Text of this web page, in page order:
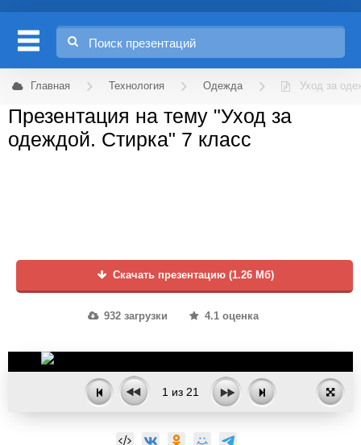
Главная Технология Одежда Уход за
Презентация на тему "Уход за
одеждой. Стирка" 7 класс
Скачать презентацию (1.26 Мб)
932 загрузки 4.1 оценка
1 из 21